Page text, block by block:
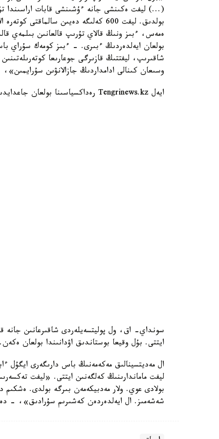
بولدىق. ليفت 600 كەلىگە دەيىن
ەمەس، ءبىز ونىڭ قالاي تۇرىپ قالعانىن بىلمەي
بولعان ايەلدەردىڭ ءبىرى. - ءبىز كومەك سۇراي
شاقىرىپ، ليفتتىڭ قازىرگى جوعارىعا
وسىعان كىنالى ادامداردىڭ جازالانۋىن
ايەل Tengrinews.kz رەداكسياسىنا بولعان جاعدايدىڭ ۆيدەوسىن جولدادى.
سونداي- اق، ول پوليتسەيلەردى شاقىرعانىن جانە
ايتتى. بۇل وقيعا بوستاندىق اۋدانىندا بولعان ەكەن.
ال مەديتسينالىق مەكەمەنىڭ باس دارىگەرى ايگۇل
ليفت ماماندارىنىڭ كەلگەنىن ايتتى. «ليفت
بولادى عوي. ولار مەدبيكەمەن بىرگە بولدى. ەشكىم
شەشەمىز. ال ايەلدەردەن كەشىرىم سۇرادىق»، -